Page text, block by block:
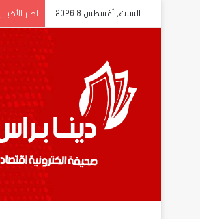
السبت, أغسطس 8 2026 آخــر الأخبــار